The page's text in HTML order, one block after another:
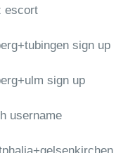
escort
sign up
sign up
username